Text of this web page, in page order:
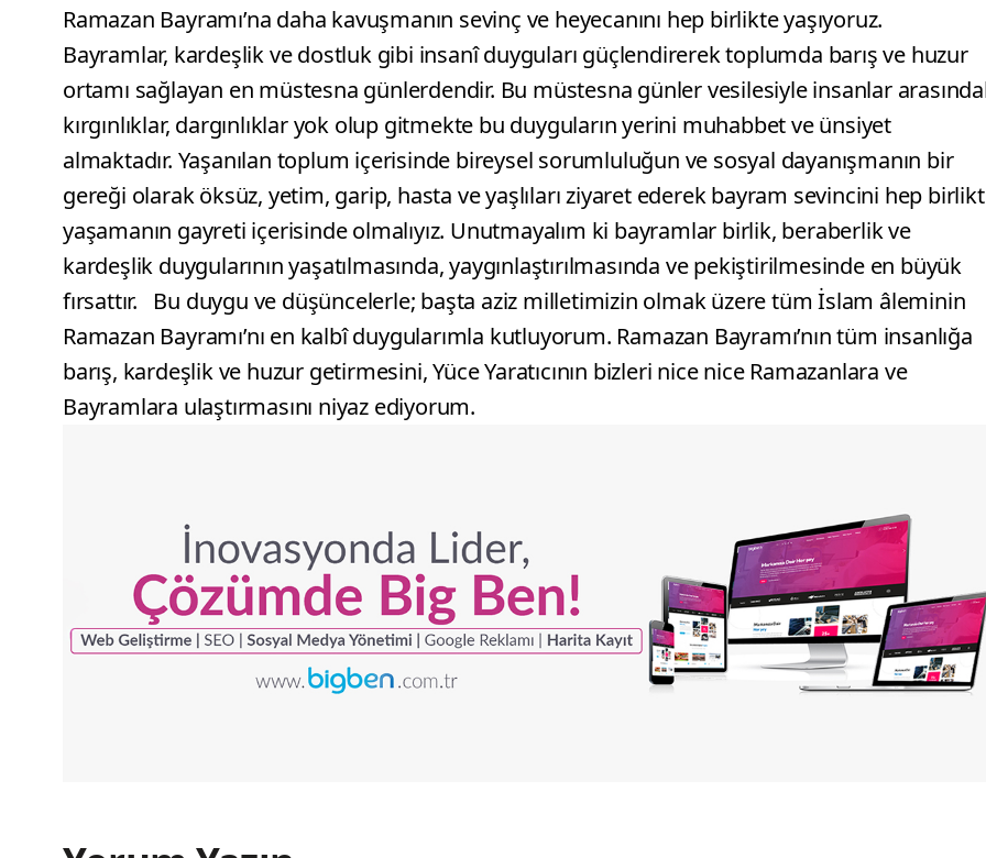
Ramazan Bayramı’na daha kavuşmanın sevinç ve heyecanını hep birlikte yaşıyoruz.
Bayramlar, kardeşlik ve dostluk gibi insanî duyguları güçlendirerek toplumda barış ve huzur
ortamı sağlayan en müstesna günlerdendir. Bu müstesna günler vesilesiyle insanlar
kırgınlıklar, dargınlıklar yok olup gitmekte bu duyguların yerini muhabbet ve ünsiyet
almaktadır. Yaşanılan toplum içerisinde bireysel sorumluluğun ve sosyal dayanışmanın bir
gereği olarak öksüz, yetim, garip, hasta ve yaşlıları ziyaret ederek bayram sevincini hep
yaşamanın gayreti içerisinde olmalıyız. Unutmayalım ki bayramlar birlik, beraberlik ve
kardeşlik duygularının yaşatılmasında, yaygınlaştırılmasında ve pekiştirilmesinde en büyük
fırsattır. Bu duygu ve düşüncelerle; başta aziz milletimizin olmak üzere tüm İslam âleminin
Ramazan Bayramı’nı en kalbî duygularımla kutluyorum. Ramazan Bayramı’nın tüm insanlığa
barış, kardeşlik ve huzur getirmesini, Yüce Yaratıcının bizleri nice nice Ramazanlara ve
Bayramlara ulaştırmasını niyaz ediyorum.